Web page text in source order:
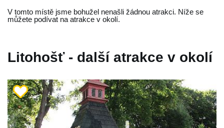
V tomto místě jsme bohužel nenašli žádnou atrakci. Níže se
můžete podívat na atrakce v okolí.
Litohošť - další atrakce v okolí